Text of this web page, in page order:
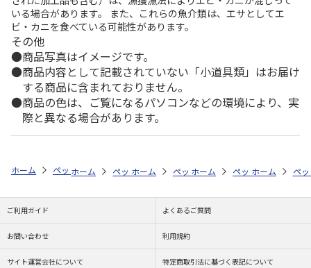
いる場合があります。 また、これらの魚介類は、エサとしてエ
ビ・カニを食べている可能性があります。
その他
商品写真はイメージです。
商品内容として記載されていない「小道具類」はお届け
する商品に含まれておりません。
商品の色は、ご覧になるパソコンなどの環境により、実
際と異なる場合があります。
ホーム ペットストア フード フード（鳥用） セキセイインコ
ホーム ペットストア フード フード（鳥用） オ
ホーム ペットストア フード フード
ホーム ペットストア フ
ホーム ペ
ご利用ガイド よくあるご質問
お問い合わせ 利用規約
サイト運営会社について 特定商取引法に基づく表記について